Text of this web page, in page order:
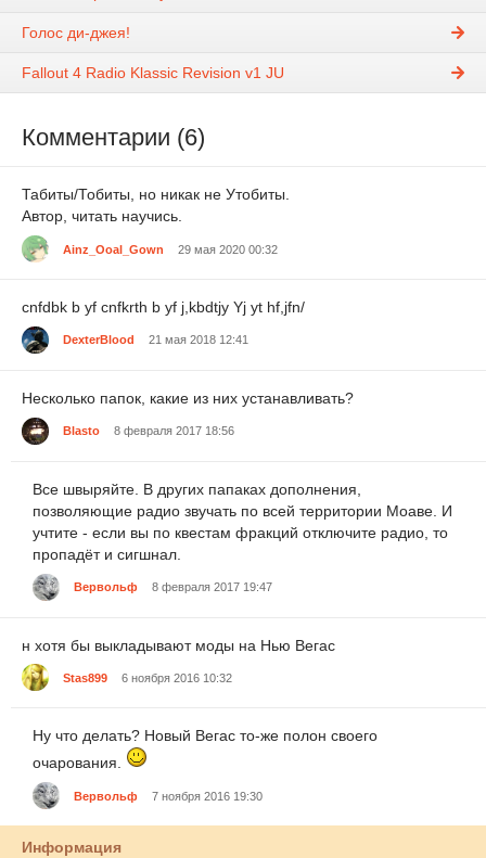
Голос ди-джея!
Fallout 4 Radio Klassiс Revision v1 JU
Комментарии (6)
Табиты/Тобиты, но никак не Утобиты.
Автор, читать научись.
Ainz_Ooal_Gown 29 мая 2020 00:32
cnfdbk b yf cnfkrth b yf j,kbdtjy Yj yt hf,jfn/
DexterBlood 21 мая 2018 12:41
Несколько папок, какие из них устанавливать?
Blasto 8 февраля 2017 18:56
Все швыряйте. В других папаках дополнения,
позволяющие радио звучать по всей территории Моаве. И
учтите - если вы по квестам фракций отключите радио, то
пропадёт и сигшнал.
Вервольф 8 февраля 2017 19:47
н хотя бы выкладывают моды на Нью Вегас
Stas899 6 ноября 2016 10:32
Ну что делать? Новый Вегас то-же полон своего
очарования.
Вервольф 7 ноября 2016 19:30
Информация